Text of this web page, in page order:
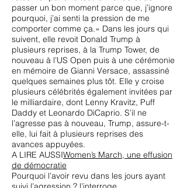
passer un bon moment parce que, j’ignore
pourquoi, j’ai senti la pression de me
comporter comme ça.» Dans les jours qui
suivent, elle revoit Donald Trump à
plusieurs reprises, à la Trump Tower, de
nouveau à l’US Open puis à une cérémonie
en mémoire de Gianni Versace, assassiné
quelques semaines plus tôt. Elle y croise
plusieurs célébrités également invitées par
le milliardaire, dont Lenny Kravitz, Puff
Daddy et Leonardo DiCaprio. S’il ne
l’agresse pas à nouveau, Trump, assure-t-
elle, lui fait à plusieurs reprises des
avances appuyées.
A LIRE AUSSIWomen’s March, une effusion
de démocratie
Pourquoi l’avoir revu dans les jours ayant